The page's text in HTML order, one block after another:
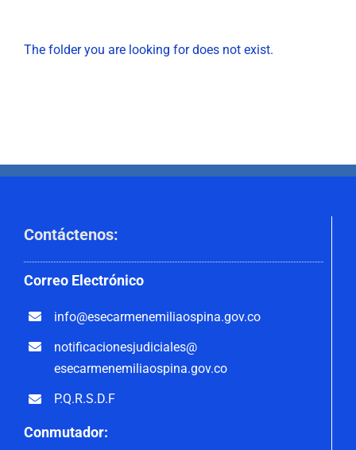
The folder you are looking for does not exist.
Contáctenos:
Correo Electrónico
info@esecarmenemiliaospina.gov.co
notificacionesjudiciales@
esecarmenemiliaospina.gov.co
P.Q.R.S.D.F
Conmutador: